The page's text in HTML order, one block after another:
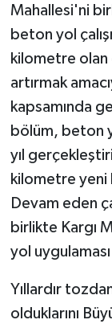
Mahallesi'ni
beton yol
kilometre olan
artırmak
kapsamında
bölüm, beton
yıl
kilometre yeni
Devam eden
birlikte Kargı
yol
Yıllardır
olduklarını